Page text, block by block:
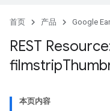
首页 产品 Google
REST
filmstrip
本页内容